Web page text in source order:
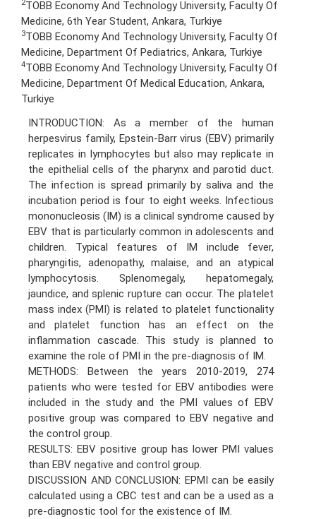
2TOBB Economy And Technology University, Faculty Of
Medicine, 6th Year Student, Ankara, Turkiye
3TOBB Economy And Technology University, Faculty Of
Medicine, Department Of Pediatrics, Ankara, Turkiye
4TOBB Economy And Technology University, Faculty Of
Medicine, Department Of Medical Education, Ankara,
Turkiye
INTRODUCTION: As a member of the human
herpesvirus family, Epstein-Barr virus (EBV) primarily
replicates in lymphocytes but also may replicate in
the epithelial cells of the pharynx and parotid duct.
The infection is spread primarily by saliva and the
incubation period is four to eight weeks. Infectious
mononucleosis (IM) is a clinical syndrome caused by
EBV that is particularly common in adolescents and
children. Typical features of IM include fever,
pharyngitis, adenopathy, malaise, and an atypical
lymphocytosis. Splenomegaly, hepatomegaly,
jaundice, and splenic rupture can occur. The platelet
mass index (PMI) is related to platelet functionality
and platelet function has an effect on the
inflammation cascade. This study is planned to
examine the role of PMI in the pre-diagnosis of IM.
METHODS: Between the years 2010-2019, 274
patients who were tested for EBV antibodies were
included in the study and the PMI values of EBV
positive group was compared to EBV negative and
the control group.
RESULTS: EBV positive group has lower PMI values
than EBV negative and control group.
DISCUSSION AND CONCLUSION: EPMI can be easily
calculated using a CBC test and can be a used as a
pre-diagnostic tool for the existence of IM.